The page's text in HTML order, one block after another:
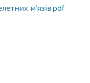
м’язів.pdf